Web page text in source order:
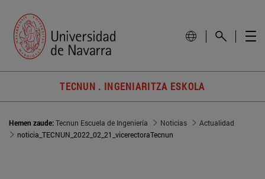
TECNUN . INGENIARITZA ESKOLA
Hemen zaude:Tecnun Escuela de Ingeniería Noticias
Actualidad
noticia_TECNUN_2022_02_21_vicerectoraTecnun